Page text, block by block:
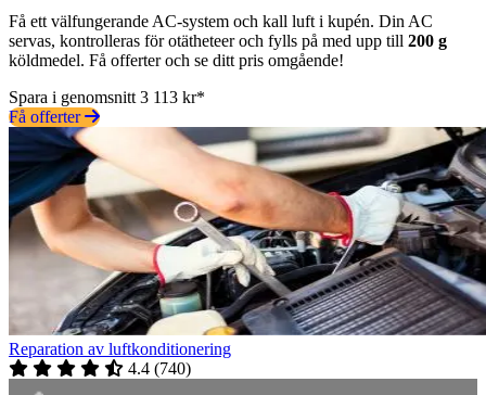
Få ett välfungerande AC-system och kall luft i kupén. Din AC
servas, kontrolleras för otätheteer och fylls på med upp till 200 g
köldmedel. Få offerter och se ditt pris omgående!
Spara i genomsnitt 3 113 kr*
Få offerter
Reparation av luftkonditionering
4.4 (740)